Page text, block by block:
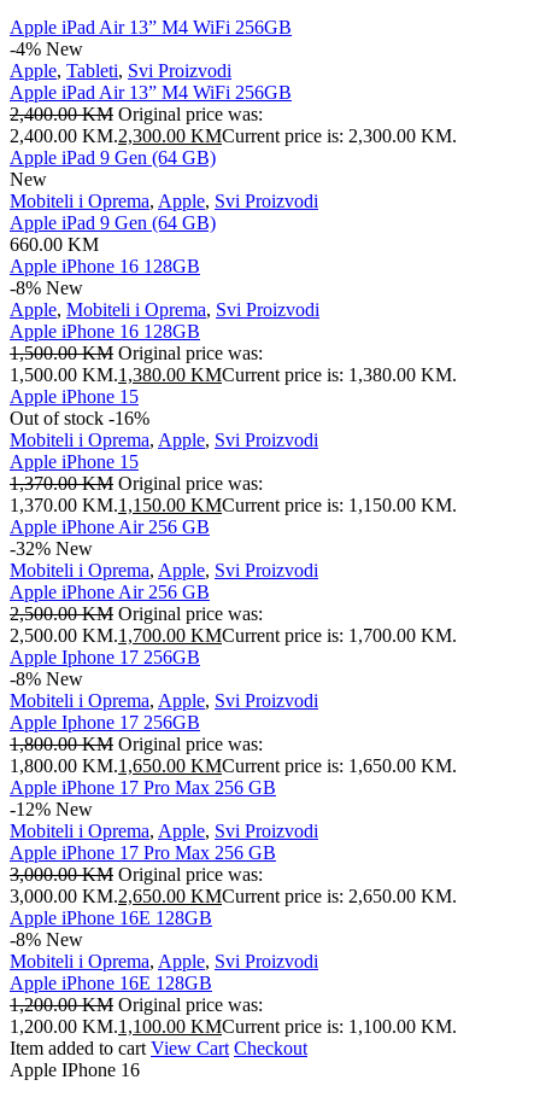
Apple iPad Air 13” M4 WiFi 256GB
-4% New
Apple, Tableti, Svi Proizvodi
Apple iPad Air 13” M4 WiFi 256GB
2,400.00KM Original price was:
2,400.00 KM.2,300.00 KMCurrent price is: 2,300.00 KM.
Apple iPad 9 Gen (64 GB)
New
Mobiteli i Oprema, Apple, Svi Proizvodi
Apple iPad 9 Gen (64 GB)
660.00 KM
Apple iPhone 16 128GB
-8% New
Apple, Mobiteli i Oprema, Svi Proizvodi
Apple iPhone 16 128GB
1,500.00KM Original price was:
1,500.00 KM.1,380.00 KMCurrent price is: 1,380.00 KM.
Apple iPhone 15
Out of stock -16%
Mobiteli i Oprema, Apple, Svi Proizvodi
Apple iPhone 15
1,370.00KM Original price was:
1,370.00 KM.1,150.00 KMCurrent price is: 1,150.00 KM.
Apple iPhone Air 256 GB
-32% New
Mobiteli i Oprema, Apple, Svi Proizvodi
Apple iPhone Air 256 GB
2,500.00KM Original price was:
2,500.00 KM.1,700.00 KMCurrent price is: 1,700.00 KM.
Apple Iphone 17 256GB
-8% New
Mobiteli i Oprema, Apple, Svi Proizvodi
Apple Iphone 17 256GB
1,800.00KM Original price was:
1,800.00 KM.1,650.00 KMCurrent price is: 1,650.00 KM.
Apple iPhone 17 Pro Max 256 GB
-12% New
Mobiteli i Oprema, Apple, Svi Proizvodi
Apple iPhone 17 Pro Max 256 GB
3,000.00KM Original price was:
3,000.00 KM.2,650.00 KMCurrent price is: 2,650.00 KM.
Apple iPhone 16E 128GB
-8% New
Mobiteli i Oprema, Apple, Svi Proizvodi
Apple iPhone 16E 128GB
1,200.00KM Original price was:
1,200.00 KM.1,100.00 KMCurrent price is: 1,100.00 KM.
Item added to cart View Cart Checkout
Apple IPhone 16